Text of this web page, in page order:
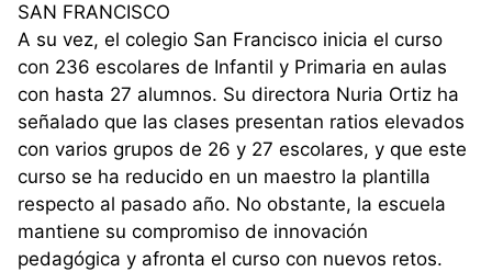
SAN FRANCISCO
A su vez, el colegio San Francisco inicia el curso
con 236 escolares de Infantil y Primaria en aulas
con hasta 27 alumnos. Su directora Nuria Ortiz ha
señalado que las clases presentan ratios elevados
con varios grupos de 26 y 27 escolares, y que este
curso se ha reducido en un maestro la plantilla
respecto al pasado año. No obstante, la escuela
mantiene su compromiso de innovación
pedagógica y afronta el curso con nuevos retos.